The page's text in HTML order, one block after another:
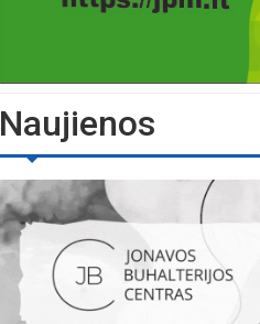
Naujienos